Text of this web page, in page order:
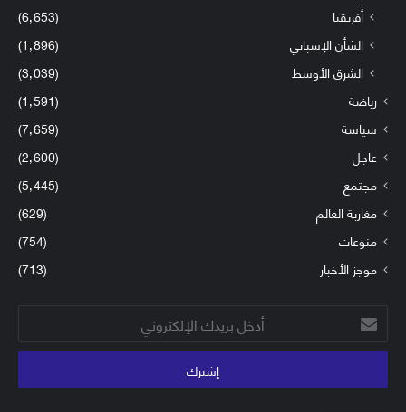
أفريقيا
(6٬653)
الشأن الإسباني
(1٬896)
الشرق الأوسط
(3٬039)
رياضة
(1٬591)
سياسة
(7٬659)
عاجل
(2٬600)
مجتمع
(5٬445)
مغاربة العالم
(629)
منوعات
(754)
موجز الأخبار
(713)
أدخل
بريدك
الإلكتروني